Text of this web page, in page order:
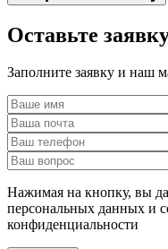
Оставьте
Заполните заявку и наш
Нажимая на кнопку, вы
персональных данных и
конфиденциальности